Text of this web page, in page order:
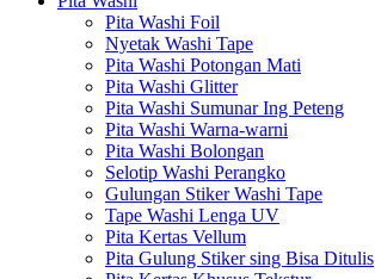
Pita Washi Foil
Nyetak Washi Tape
Pita Washi Potongan Mati
Pita Washi Glitter
Pita Washi Sumunar Ing Peteng
Pita Washi Warna-warni
Pita Washi Bolongan
Selotip Washi Perangko
Gulungan Stiker Washi Tape
Tape Washi Lenga UV
Pita Kertas Vellum
Pita Gulung Stiker sing Bisa Ditulis